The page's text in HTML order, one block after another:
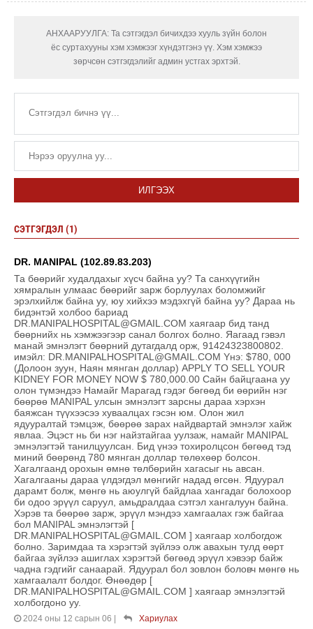
АНХААРУУЛГА: Та сэтгэгдэл бичихдээ хууль зүйн болон
ёс суртахууны хэм хэмжээг хүндэтгэнэ үү. Хэм хэмжээ
зөрчсөн сэтгэгдэлийг админ устгах эрхтэй.
ИЛГЭЭХ
СЭТГЭГДЭЛ (1)
DR. MANIPAL (102.89.83.203)
Та бөөрийг худалдахыг хүсч байна уу? Та санхүүгийн
хямралын улмаас бөөрийг зарж борлуулах боломжийг
эрэлхийлж байна уу, юу хийхээ мэдэхгүй байна уу? Дараа нь
бидэнтэй холбоо бариад
DR.MANIPALHOSPITAL@GMAIL.COM хаягаар бид танд
бөөрнийх нь хэмжээгээр санал болгох болно. Яагаад гэвэл
манай эмнэлэгт бөөрний дутагдалд орж, 91424323800802.
имэйл: DR.MANIPALHOSPITAL@GMAIL.COM Yнэ: $780, 000
(Долоон зуун, Наян мянган доллар) APPLY TO SELL YOUR
KIDNEY FOR MONEY NOW $ 780,000.00 Сайн байцгаана уу
олон түмэндээ Намайг Марагад гэдэг бөгөөд би өөрийн нэг
бөөрөө MANIPAL улсын эмнэлэгт зарсны дараа хэрхэн
баяжсан түүхээсээ хуваалцах гэсэн юм. Олон жил
ядууралтай тэмцэж, бөөрөө зарах найдвартай эмнэлэг хайж
явлаа. Эцэст нь би нэг найзтайгаа уулзаж, намайг MANIPAL
эмнэлэгтэй танилцуулсан. Бид үнээ тохиролцсон бөгөөд тэд
миний бөөрөнд 780 мянган доллар төлөхөөр болсон.
Хагалгаанд орохын өмнө төлбөрийн хагасыг нь авсан.
Хагалгааны дараа үлдэгдэл мөнгийг надад өгсөн. Ядуурал
дарамт болж, мөнгө нь аюулгүй байдлаа хангадаг болохоор
би одоо эрүүл саруул, амьдралдаа сэтгэл хангалуун байна.
Хэрэв та бөөрөө зарж, эрүүл мэндээ хамгаалах гэж байгаа
бол MANIPAL эмнэлэгтэй [
DR.MANIPALHOSPITAL@GMAIL.COM ] хаягаар холбогдож
болно. Заримдаа та хэрэгтэй зүйлээ олж авахын тулд өөрт
байгаа зүйлээ ашиглах хэрэгтэй бөгөөд эрүүл хэвээр байж
чадна гэдгийг санаарай. Ядуурал бол зовлон боловч мөнгө нь
хамгаалалт болдог. Өнөөдөр [
DR.MANIPALHOSPITAL@GMAIL.COM ] хаягаар эмнэлэгтэй
холбогдоно уу.
2024 оны 12 сарын 06 Хариулах